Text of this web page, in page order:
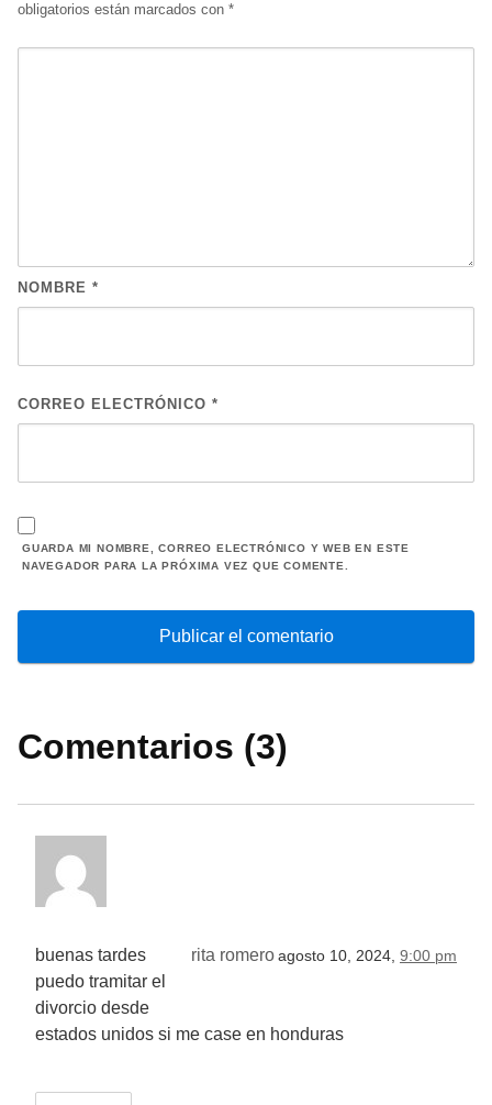
obligatorios están marcados con *
NOMBRE *
CORREO ELECTRÓNICO *
GUARDA MI NOMBRE, CORREO ELECTRÓNICO Y WEB EN ESTE
NAVEGADOR PARA LA PRÓXIMA VEZ QUE COMENTE.
Comentarios (3)
rita romero agosto 10, 2024, 9:00 pm
buenas tardes
puedo tramitar el
divorcio desde
estados unidos si me case en honduras